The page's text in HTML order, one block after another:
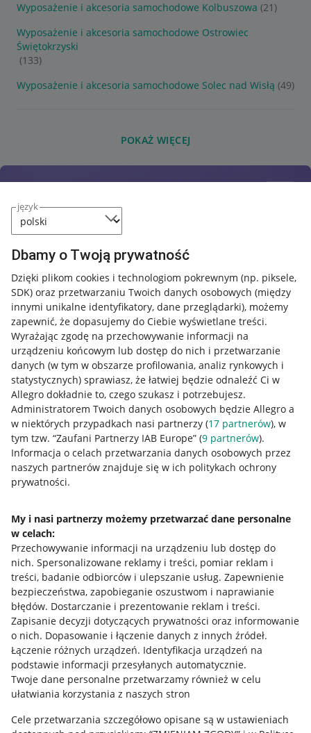
język
Dbamy o Twoją prywatność
Dzięki plikom cookies i technologiom pokrewnym (np. piksele,
SDK) oraz przetwarzaniu Twoich danych osobowych (między
innymi unikalne identyfikatory, dane przeglądarki), możemy
zapewnić, że dopasujemy do Ciebie wyświetlane treści.
Wyrażając zgodę na przechowywanie informacji na
urządzeniu końcowym lub dostęp do nich i przetwarzanie
danych (w tym w obszarze profilowania, analiz rynkowych i
statystycznych) sprawiasz, że łatwiej będzie odnaleźć Ci w
Allegro dokładnie to, czego szukasz i potrzebujesz.
Administratorem Twoich danych osobowych będzie Allegro a
w niektórych przypadkach nasi partnerzy (17 partnerów), w
tym tzw. “Zaufani Partnerzy IAB Europe” (9 partnerów).
Informacja o celach przetwarzania danych osobowych przez
naszych partnerów znajduje się w ich politykach ochrony
prywatności.
My i nasi partnerzy możemy przetwarzać dane personalne
w celach:
Przechowywanie informacji na urządzeniu lub dostęp do
nich. Spersonalizowane reklamy i treści, pomiar reklam i
treści, badanie odbiorców i ulepszanie usług. Zapewnienie
bezpieczeństwa, zapobieganie oszustwom i naprawianie
błędów. Dostarczanie i prezentowanie reklam i treści.
Zapisanie decyzji dotyczących prywatności oraz informowanie
o nich. Dopasowanie i łączenie danych z innych źródeł.
Łączenie różnych urządzeń. Identyfikacja urządzeń na
podstawie informacji przesyłanych automatycznie.
Twoje dane personalne przetwarzamy również w celu
ułatwiania korzystania z naszych stron
Cele przetwarzania szczegółowo opisane są w ustawieniach
Wyposażenie i akcesoria samochodowe Kolbuszowa (21)
Wyposażenie i akcesoria samochodowe Ostrowiec
Świętokrzyski
(133)
Wyposażenie i akcesoria samochodowe Solec nad Wisłą (49)
POKAŻ WIĘCEJ
Przydatne informacje
Jak to działa
Allegro Gadane dla sprzedających
Allegro Gadane dla kupujących
Mapa miejscowości
Informacje prawne
Regulamin
Polityka plików "cookies"
Ustawienia plików "cookies"
Udostępnianie lokalizacji